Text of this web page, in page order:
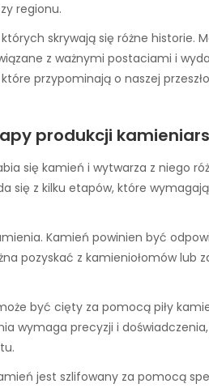
regionu.
skrywają się różne historie.
z ważnymi postaciami i
przypominają o naszej
produkcji
się kamień i wytwarza z niego
się z kilku etapów, które
Kamień powinien być
pozyskać z kamieniołomów lub
być cięty za pomocą piły
wymaga precyzji i
jest szlifowany za pomocą